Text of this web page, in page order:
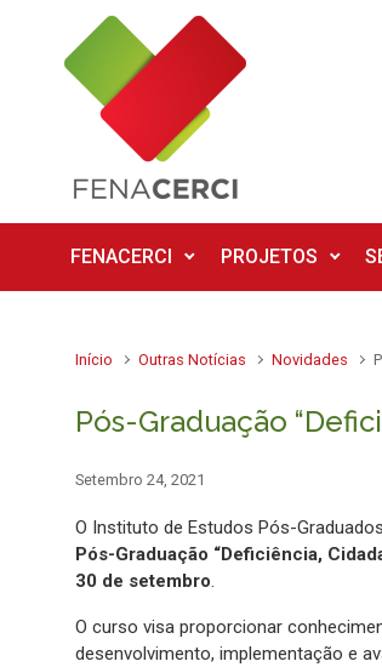
Skip to main content
FENACERCI PROJETOS
Início Outras Notícias Novidades
Pós-Graduação
Setembro 24, 2021
O Instituto de Estudos Pós-
Pós-Graduação “Deficiência,
30 de setembro.
O curso visa proporcionar
desenvolvimento, implementação e